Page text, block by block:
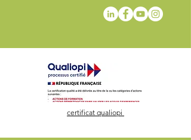
certificat qualiopi